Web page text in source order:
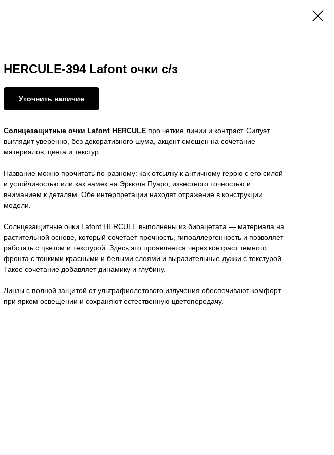
HERCULE-394 Lafont очки c/з
Уточнить наличие
Солнцезащитные очки Lafont HERCULE про четкие линии и контраст. Силуэт
выглядит уверенно, без декоративного шума, акцент смещен на сочетание
материалов, цвета и текстур.
Название можно прочитать по-разному: как отсылку к античному герою с его силой
и устойчивостью или как намек на Эркюля Пуаро, известного точностью и
вниманием к деталям. Обе интерпретации находят отражение в конструкции
модели.
Солнцезащитные очки Lafont HERCULE выполнены из биоацетата — материала на
растительной основе, который сочетает прочность, гипоаллергенность и позволяет
работать с цветом и текстурой. Здесь это проявляется через контраст темного
фронта с тонкими красными и белыми слоями и выразительные дужки с текстурой.
Такое сочетание добавляет динамику и глубину.
Линзы с полной защитой от ультрафиолетового излучения обеспечивают комфорт
при ярком освещении и сохраняют естественную цветопередачу.